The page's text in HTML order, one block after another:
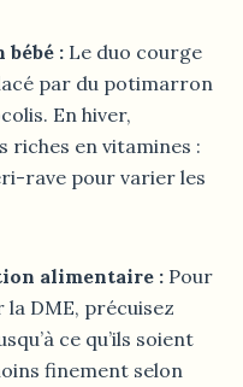
: Le duo courge
par du potimarron
En hiver,
riches en vitamines :
rave pour varier les
alimentaire : Pour
DME, précuisez
ce qu’ils soient
finement selon